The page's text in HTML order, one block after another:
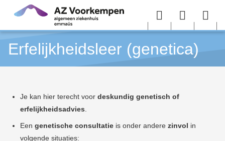
Overslaan en naar de inhoud gaan
Menu User
menu
Erfelijkheidsleer (genetica)
Je kan hier terecht voor deskundig genetisch of
erfelijkheidsadvies
Een genetische consultatie is onder andere zinvol in
volgende situaties: